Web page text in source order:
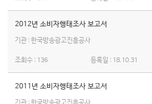
2012년 소비자행태조사 보고서
기관 : 한국방송광고진흥공사
조회수 : 136 등록일 : 18.10.31
2011년 소비자행태조사 보고서